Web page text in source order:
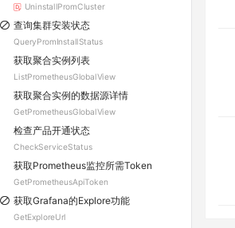
UninstallPromCluster
查询集群安装状态
QueryPromInstallStatus
获取聚合实例列表
ListPrometheusGlobalView
获取聚合实例的数据源详情
GetPrometheusGlobalView
检查产品开通状态
CheckServiceStatus
获取Prometheus监控所需Token
GetPrometheusApiToken
获取Grafana的Explore功能
GetExploreUrl